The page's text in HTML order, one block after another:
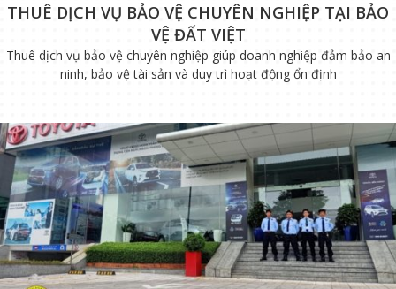
THUÊ DỊCH VỤ BẢO VỆ CHUYÊN NGHIỆP TẠI BẢO
VỆ ĐẤT VIỆT
Thuê dịch vụ bảo vệ chuyên nghiệp giúp doanh nghiệp đảm bảo an
ninh, bảo vệ tài sản và duy trì hoạt động ổn định